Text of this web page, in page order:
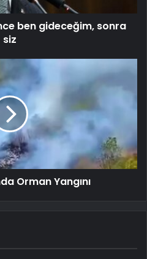
ben gideceğim, sonra
siz
Orman Yangını